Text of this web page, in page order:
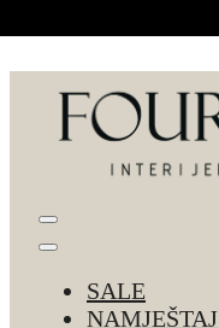
SALE
NAMJEŠTAJ